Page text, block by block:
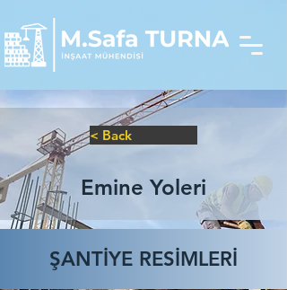
< Back
Emine Yoleri
ŞANTİYE RESİMLERİ